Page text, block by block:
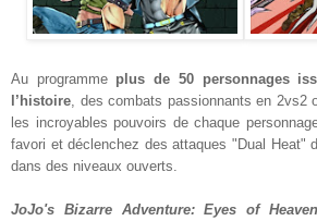
Au programme plus de 50 personnages
l’histoire , des combats passionnants en 2vs2
les incroyables pouvoirs de chaque
favori et déclenchez des attaques "Dual Heat"
dans des niveaux ouverts.
JoJo's Bizarre Adventure: Eyes of Heaven